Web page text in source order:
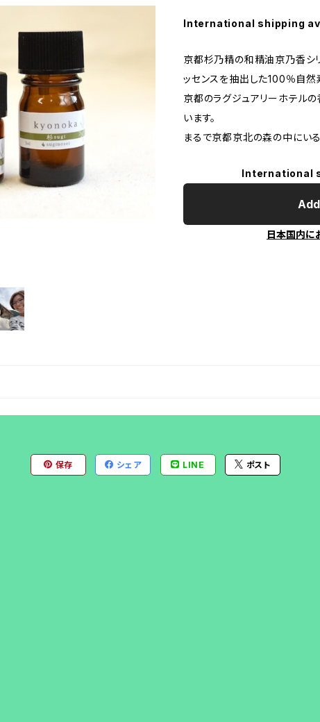
International shipping
京都杉乃精の和精油京乃香シリ
ッセンスを抽出した100％自然
京都のラグジュアリーホテル
います。
まるで京都京北の森の中にいる
International
日本国内に
保存 シェア LINE ポスト